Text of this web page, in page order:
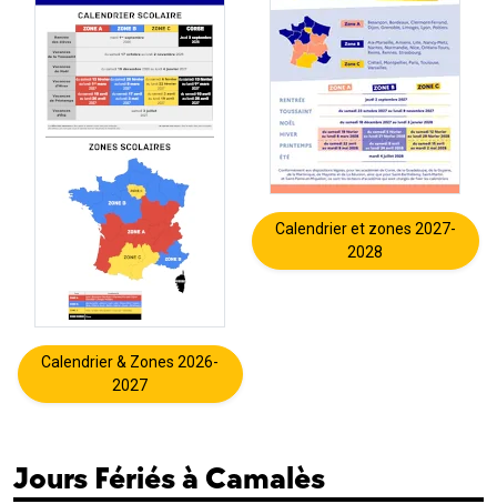
Calendrier & Zones 2026-
2027
Calendrier et zones 2027-
2028
Jours Fériés à Camalès